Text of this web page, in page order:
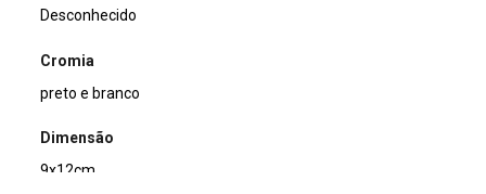
Desconhecido
Cromia
preto e branco
Dimensão
9x12cm